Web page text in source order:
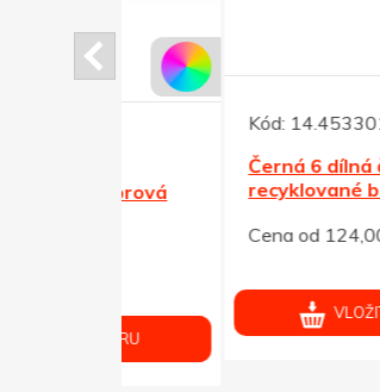
14.453301
Černá 6 dílná čepice z
recyklované bavlny 280g
Cena od 124,00 Kč
VLOŽIT DO VÝBĚRU